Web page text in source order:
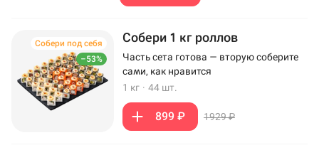
–53%
Собери под себя Собери 1 кг роллов
Часть сета готова — вторую соберите
сами, как нравится
1 кг · 44 шт.
899 ₽ 1929 ₽